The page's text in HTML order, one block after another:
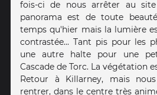
fois-ci de nous arrêter au
panorama est de toute
temps qu'hier mais la lumière
contrastée... Tant pis pour les
une autre halte pour une
Cascade de Torc. La végétation
Retour à Killarney, mais
rentrer, dans le centre très